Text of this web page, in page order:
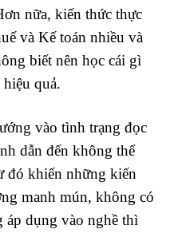
nữa, kiến thức thực
và Kế toán nhiều và
biết nên học cái gì
quả.
vào tình trạng đọc
dẫn đến không thể
đó khiến những kiến
manh mún, không có
áp dụng vào nghề thì